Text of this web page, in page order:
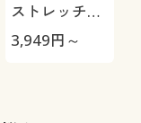
ストレッチベ
イカーパンツ
3,949円～